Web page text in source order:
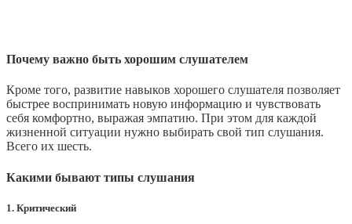
Почему важно быть хорошим слушателем
Кроме того, развитие навыков хорошего слушателя позволяет
быстрее воспринимать новую информацию и чувствовать
себя комфортно, выражая эмпатию. При этом для каждой
жизненной ситуации нужно выбирать свой тип слушания.
Всего их шесть.
Какими бывают типы слушания
1. Критический